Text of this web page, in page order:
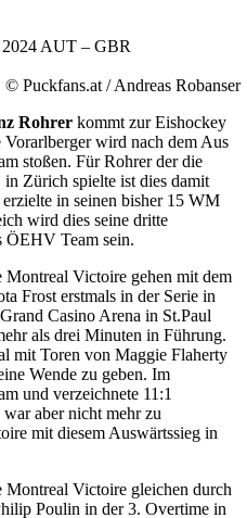
AUT – GBR
Puckfans.at / Andreas Robanser
Rohrer kommt zur Eishockey
wird nach dem Aus
stoßen. Für Rohrer der die
Zürich spielte ist dies damit
in seinen bisher 15 WM
wird dies seine dritte
ÖEHV Team sein.
Montreal Victoire gehen mit dem
Frost erstmals in der Serie in
Casino Arena in St.Paul
als drei Minuten in Führung.
mit Toren von Maggie Flaherty
Wende zu geben. Im
und verzeichnete 11:1
aber nicht mehr zu
mit diesem Auswärtssieg in
Montreal Victoire gleichen durch
Poulin in der 3. Overtime in